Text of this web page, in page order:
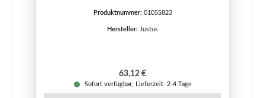
Produktnummer: 01055823
Hersteller: Justus
Regulärer Preis:
63,12 €
Sofort verfügbar, Lieferzeit: 2-4 Tage